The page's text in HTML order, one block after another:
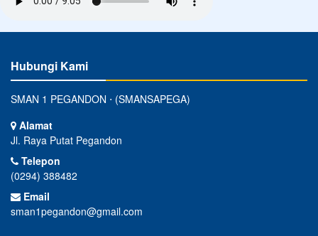
Hubungi Kami
SMAN 1 PEGANDON ⋅ (SMANSAPEGA)
Alamat
Jl. Raya Putat Pegandon
Telepon
(0294) 388482
Email
sman1pegandon@gmail.com